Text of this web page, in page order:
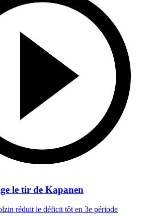
le tir de Kapanen
réduit le déficit tôt en 3e période